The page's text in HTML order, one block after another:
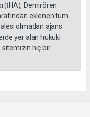
(İHA), Demirören
eklenen tüm
olmadan ajans
yer alan hukuki
hiç bir